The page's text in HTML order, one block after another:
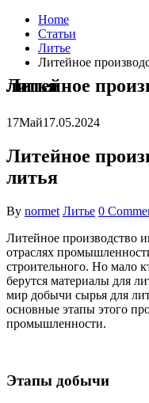
Home
Статьи
Литье
Литейное
Литейное производство: от добычи до литья
17Май17.05.2024
Литейное
литья
By normet Литье 0
Литейное производство
отраслях
строительного. Но мало
берутся материалы для
мир добычи сырья для
основные этапы этого
промышленности.
Этапы добычи